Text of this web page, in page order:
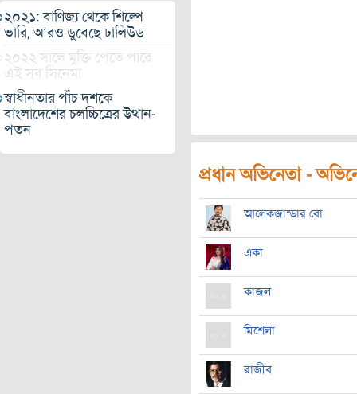
২০২১: বাণিজ্য থেকে শিল্পে
ভারি, আরও ডুবেছে ঢালিউড
২০২২ সালে মুক্তি পেতে পারে
এই সব সিনেমা
স্বাধীনতার পাঁচ দশকে
বাংলাদেশের চলচ্চিত্রের উত্থান-
পতন
প্রধান অভিনেতা -
আলেকজান্ডার বো
একা
কাজল
মিশেলা
রাজীব